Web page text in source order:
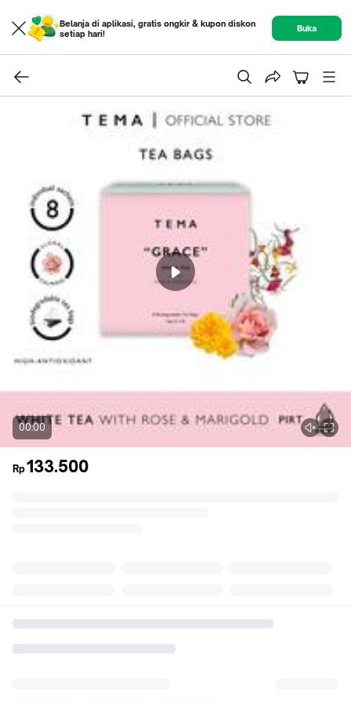
Belanja di aplikasi, gratis ongkir & kupon diskon
setiap hari!
Buka
00:00
Rp133.500